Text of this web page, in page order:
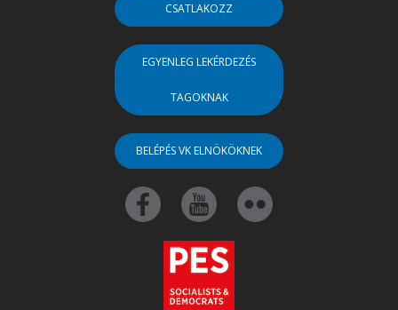
CSATLAKOZZ
EGYENLEG LEKÉRDEZÉS
TAGOKNAK
BELÉPÉS VK ELNÖKÖKNEK